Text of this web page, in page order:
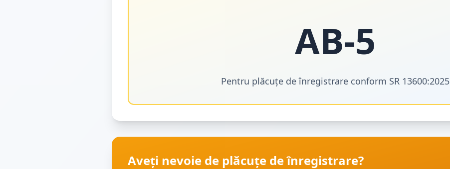
AB-5
Pentru plăcuțe de înregistrare conform SR 13600:2025
Aveți nevoie de plăcuțe de înregistrare?